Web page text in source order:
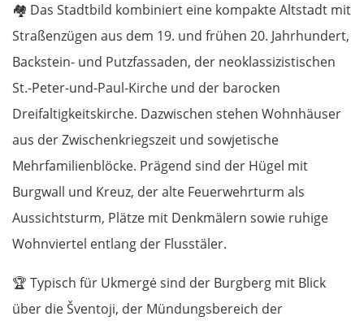
🏘️ Das Stadtbild kombiniert eine kompakte Altstadt mit
Straßenzügen aus dem 19. und frühen 20. Jahrhundert,
Backstein- und Putzfassaden, der neoklassizistischen
St.-Peter-und-Paul-Kirche und der barocken
Dreifaltigkeitskirche. Dazwischen stehen Wohnhäuser
aus der Zwischenkriegszeit und sowjetische
Mehrfamilienblöcke. Prägend sind der Hügel mit
Burgwall und Kreuz, der alte Feuerwehrturm als
Aussichtsturm, Plätze mit Denkmälern sowie ruhige
Wohnviertel entlang der Flusstäler.
🏆 Typisch für Ukmergė sind der Burgberg mit Blick
über die Šventoji, der Mündungsbereich der